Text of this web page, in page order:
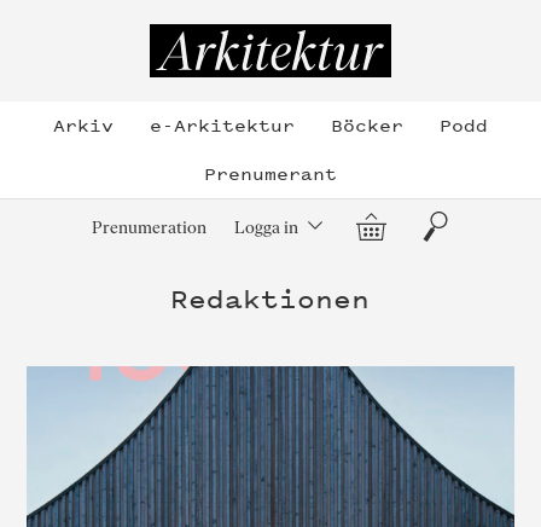
Arkiv e-Arkitektur Böcker
Podd
Prenumerant
Prenumeration Logga in Varukorg
Sök
Redaktionen